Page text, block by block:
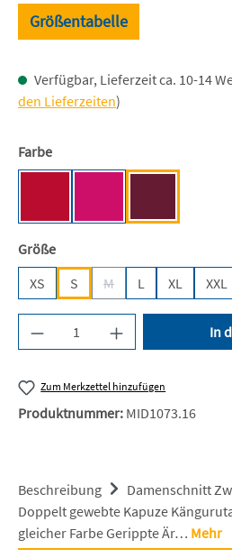
Größentabelle
Verfügbar, Lieferzeit ca. 10-14
den Lieferzeiten)
Farbeauswählen
Größeauswählen
XS
S M
(Diese Option ist
L XL XXL
Produkt Anzahl: Gib In
Zum Merkzettel hinzufügen
Produktnummer: MID1073.16
Beschreibung
Damenschnitt
Doppelt gewebte Kapuze
gleicher Farbe Gerippte Är… Mehr